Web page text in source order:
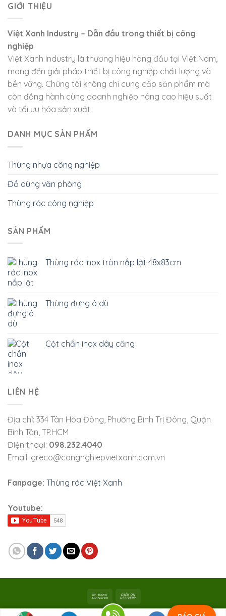
GIỚI THIỆU
Việt Xanh Industry – Dẫn đầu trong thiết bị công
nghiệp
Việt Xanh Industry là thương hiệu hàng đầu tại Việt Nam,
mang đến giải pháp thiết bị công nghiệp chất lượng và
bền vững. Chúng tôi không chỉ cung cấp sản phẩm mà
còn đồng hành cùng doanh nghiệp nâng cao hiệu suất
và tối ưu hóa sản xuất.
DANH MỤC SẢN PHẨM
Thùng nhựa công nghiệp
Đồ dùng văn phòng
Thùng rác công nghiệp
SẢN PHẨM
Thùng rác inox tròn nắp lật 48x83cm
Thùng đựng ô dù
Cột chắn inox dây căng
LIÊN HỆ
Địa chỉ: 334 Tân Hòa Đông, Phường Bình Trị Đông, Quận
Bình Tân, TP.HCM
Điện thoại: 098.232.4040
Email: greco@congnghiepvietxanh.com.vn
Fanpage: Thùng rác Việt Xanh
Youtube:
Bản quyền 2026 © Viet Xanh Industry |Công ty TNHH SX